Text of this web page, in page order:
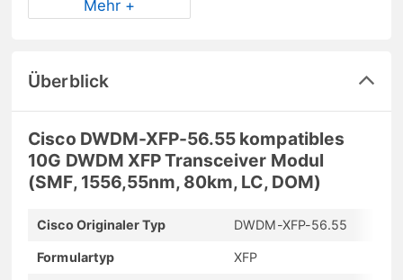
Mehr +
Überblick
Cisco DWDM-XFP-56.55 kompatibles
10G DWDM XFP Transceiver Modul
(SMF, 1556,55nm, 80km, LC, DOM)
Cisco Originaler Typ DWDM-XFP-56.55
Formulartyp XFP